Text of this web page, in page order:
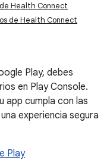
Health Connect
de Health Connect
Play, debes
en Play Console.
app cumpla con las
experiencia segura
Play